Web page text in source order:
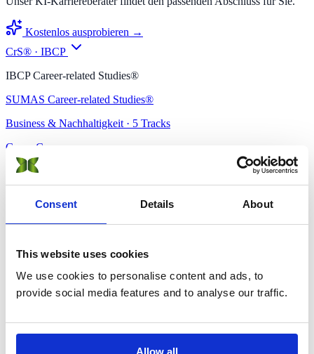
Consent Details About
This website uses cookies
We use cookies to personalise content and ads, to
provide social media features and to analyse our traffic.
Allow all
Kostenlos ausprobieren →
CrS® · IBCP
IBCP Career-related Studies®
SUMAS Career-related Studies®
Business & Nachhaltigkeit · 5 Tracks
Green Camp
Auf Anfrage · CHF 5.200
🇬🇧English🇫🇷Français🇪🇸Español
本語🇰🇷한국어
Jetzt bewerben
Beirat